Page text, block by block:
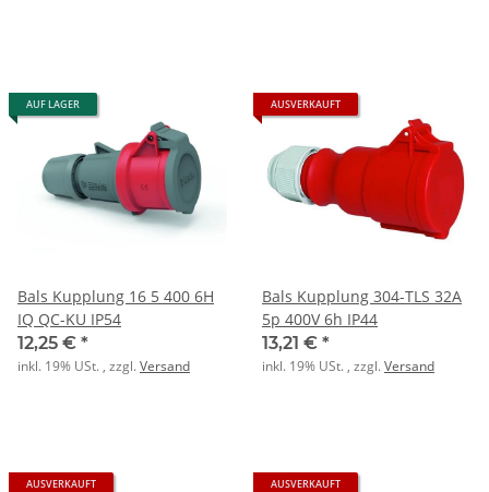
AUF LAGER
Bals Kupplung 16 5 400 6H
IQ QC-KU IP54
12,25 € *
inkl. 19% USt. , zzgl.Versand
AUSVERKAUFT
Bals Kupplung 304-TLS 32A
5p 400V 6h IP44
13,21 € *
inkl. 19% USt. , zzgl.Versand
AUSVERKAUFT AUSVERKAUFT